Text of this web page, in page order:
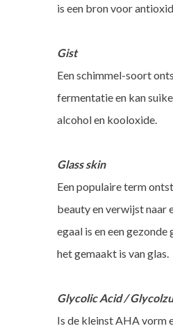
is een bron voor
Gist
Een schimmel-soort
fermentatie en kan
alcohol en kooloxide.
Glass skin
Een populaire term
beauty en verwijst naar
egaal is en een
het gemaakt is van glas.
Glycolic Acid /
Is de kleinst AHA vorm